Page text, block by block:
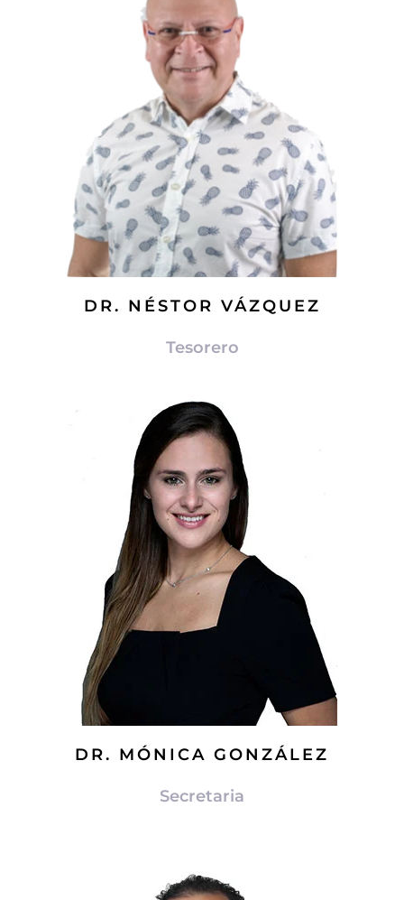
DR. NÉSTOR VÁZQUEZ
Tesorero
DR. MÓNICA GONZÁLEZ
Secretaria